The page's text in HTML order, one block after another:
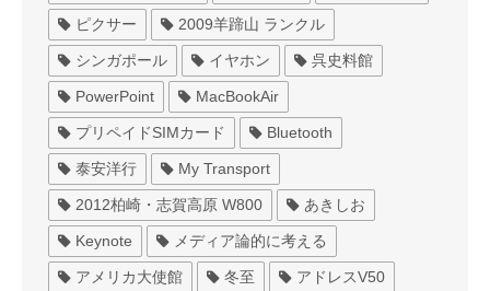
ピクサー 2009羊蹄山 ランクル
シンガポール イヤホン 呉史料館
PowerPoint MacBookAir
プリペイドSIMカード Bluetooth
泰安洋行 My Transport
2012柏崎・志賀高原 W800 あきしお
Keynote メディア論的に考える
アメリカ大使館 冬至 アドレスV50